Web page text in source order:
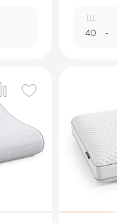
40 -